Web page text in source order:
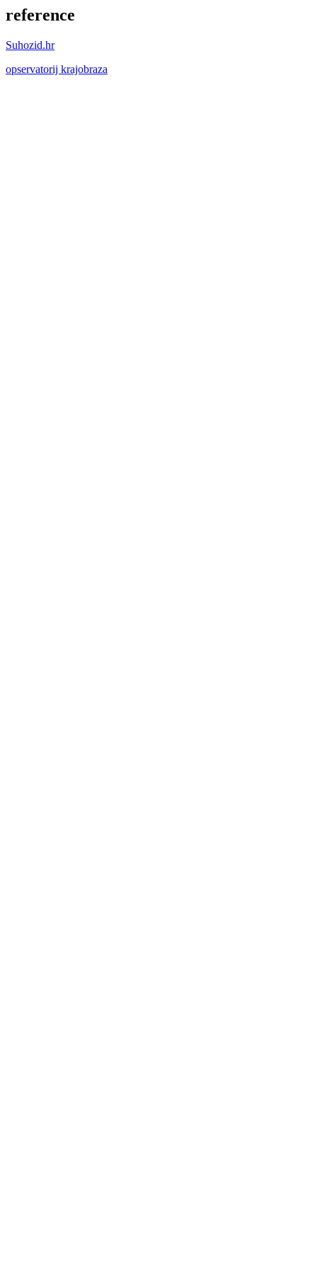
reference
Suhozid.hr
opservatorij krajobraza